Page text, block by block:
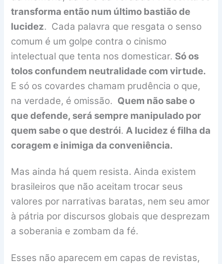
transforma então num último bastião de
lucidez. Cada palavra que resgata o senso
comum é um golpe contra o cinismo
intelectual que tenta nos domesticar. Só os
tolos confundem neutralidade com virtude.
E só os covardes chamam prudência o que,
na verdade, é omissão. Quem não sabe o
que defende, será sempre manipulado por
quem sabe o que destrói.A lucidez é filha da
coragem e inimiga da conveniência.
Mas ainda há quem resista. Ainda existem
brasileiros que não aceitam trocar seus
valores por narrativas baratas, nem seu amor
à pátria por discursos globais que desprezam
a soberania e zombam da fé.
Esses não aparecem em capas de revistas,